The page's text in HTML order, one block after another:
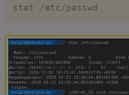
stat /etc/passwd